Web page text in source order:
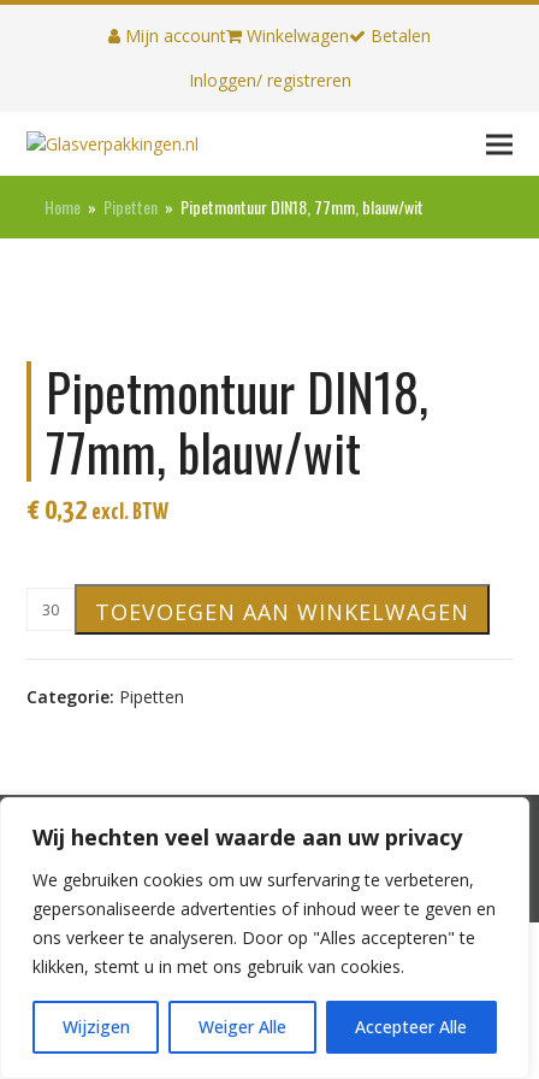
Wij hechten veel waarde aan uw privacy
We gebruiken cookies om uw surfervaring te verbeteren,
gepersonaliseerde advertenties of inhoud weer te geven en
ons verkeer te analyseren. Door op "Alles accepteren" te
klikken, stemt u in met ons gebruik van cookies.
Wijzigen Weiger Alle Accepteer Alle
Mijn account Winkelwagen
Betalen
Inloggen/ registreren
Home » Pipetten » Pipetmontuur DIN18, 77mm, blauw/wit
Pipetmontuur DIN18,
77mm, blauw/wit
€ 0,32 excl. BTW
Pipetmontuur
aantal
TOEVOEGEN AAN WINKELWAGEN
Categorie: Pipetten
Mijn account Winkelwagen
Betalen
Veel gestelde vragen
Algemene voorwaarden
© 2026 Glasverpakkingen.nl -Privacy-Cookies